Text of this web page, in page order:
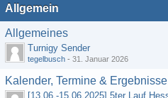
Allgemein
Allgemeines
Turnigy Sender
tegelbusch - 31. Januar 2026
Kalender, Termine & Ergebnisse